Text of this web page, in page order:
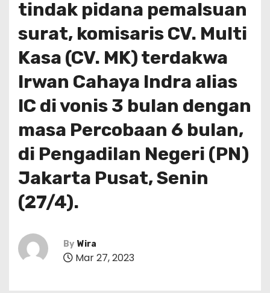
tindak pidana pemalsuan
surat, komisaris CV. Multi
Kasa (CV. MK) terdakwa
Irwan Cahaya Indra alias
IC di vonis 3 bulan dengan
masa Percobaan 6 bulan,
di Pengadilan Negeri (PN)
Jakarta Pusat, Senin
(27/4).
By Wira
Mar 27, 2023